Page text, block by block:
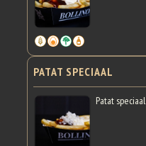
PATAT SPECIAAL
Patat speciaal